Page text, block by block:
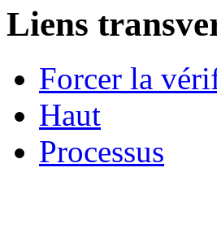
Liens
Forcer la
Haut
Processus